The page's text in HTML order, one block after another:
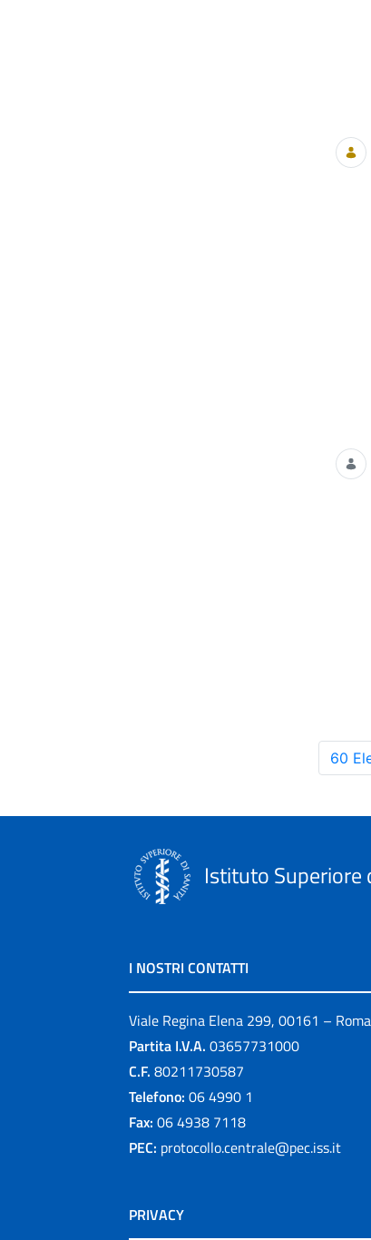
60
Istituto Superiore
I NOSTRI CONTATTI
Viale Regina Elena 299, 00161 –
Partita I.V.A. 03657731000
C.F. 80211730587
Telefono: 06 4990 1
Fax: 06 4938 7118
PEC: protocollo.centrale@pec.iss.it
PRIVACY